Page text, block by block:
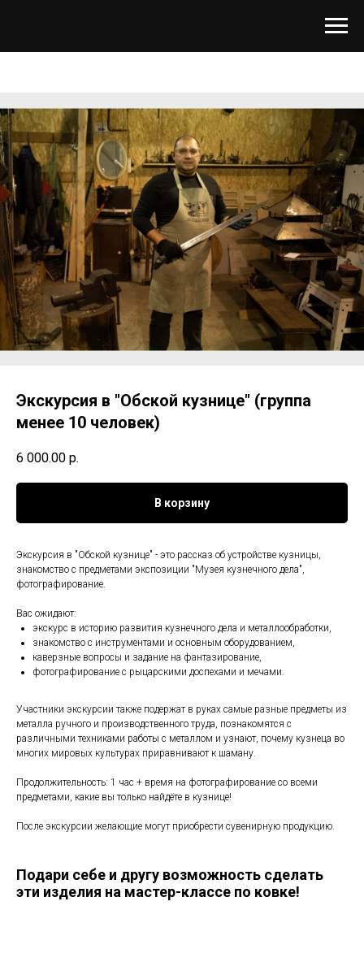
Экскурсия в "Обской кузнице" (группа
менее 10 человек)
6 000.00 р.
В корзину
Экскурсия в "Обской кузнице" - это рассказ об устройстве кузницы,
знакомство с предметами экспозиции "Музея кузнечного дела",
фотографирование.
Вас ожидают:
экскурс в историю развития кузнечного дела и металлообработки,
знакомство с инструментами и основным оборудованием,
каверзные вопросы и задание на фантазирование,
фотографирование с рыцарскими доспехами и мечами.
Участники экскурсии также подержат в руках самые разные предметы из
металла ручного и производственного труда, познакомятся с
различными техниками работы с металлом и узнают, почему кузнеца во
многих мировых культурах приравнивают к шаману.
Продолжительность: 1 час + время на фотографирование со всеми
предметами, какие вы только найдёте в кузнице!
После экскурсии желающие могут приобрести сувенирную продукцию.
Подари себе и другу возможность сделать
эти изделия на мастер-классе по ковке!